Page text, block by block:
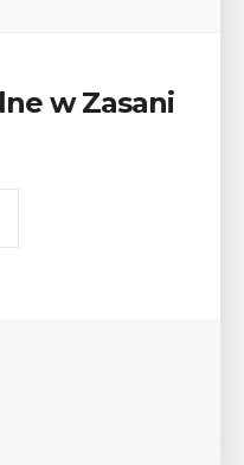
w Miejskiej